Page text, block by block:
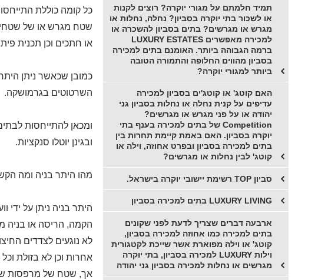
כל קומה כוללת
שטח מגרש או של שטחי
או חתכים וכן תכנית
כמובן שכאשר ניתן
השרטוטים בגרמושקה.
ומכאן להתייחסות
ובגינן יוטלו סנקציות.
מהו היתר בניה ומה
היתר בניה ניתן על ידי
הקמה, הריסה או בניה
לא נוגעים לצדדים
אחרות וכן לא בזולת
אך, שטח של מרפסות
תמיד חלמתם על מגורי יוקרה? רוצים לקנות
או לשכור בתי יוקרה בסביון? נחלה, נחלות או
מגרש או מגרשים? בתים בסביון להשכרה או
למכירה מאפשרים LUXURY ESTATES
ברמה הגבוהה ביותר. האומנם בתים למכירה
בסביון מהווים החלופה והתמורה הטובה
ביותר למגורי יוקרה?
האם קוטג' או קוטג'ים בסביון למכירה
עדיפים על קנית נחלה או נחלות בסביון גני
יהודה או על פני מגרש או מגרשים?
Competition של בתים למכירה בענף בתי
יוקרה בסביון. האם באמת קיימת תחרות בין
בתים למכירה בסביון ובפרט אחוזה, וילה או
קוטג' לבין נחלות או מגרשים?
סביון TOP רשימת יישובי יוקרה בישראל.
LUXURY LIVING בתים למכירה בסביון
ארבעה דברים שצריך לדעת לפני שקונים
בתים למכירה כמו אחוזה למכירה בסביון,
קוטג' או וילה מפוארת אשר שייכת לקטגורית
וילות LUXURY למכירה בסביון, בתי יוקרה
מגרשים או נחלות למכירה בסביון גני יהודה